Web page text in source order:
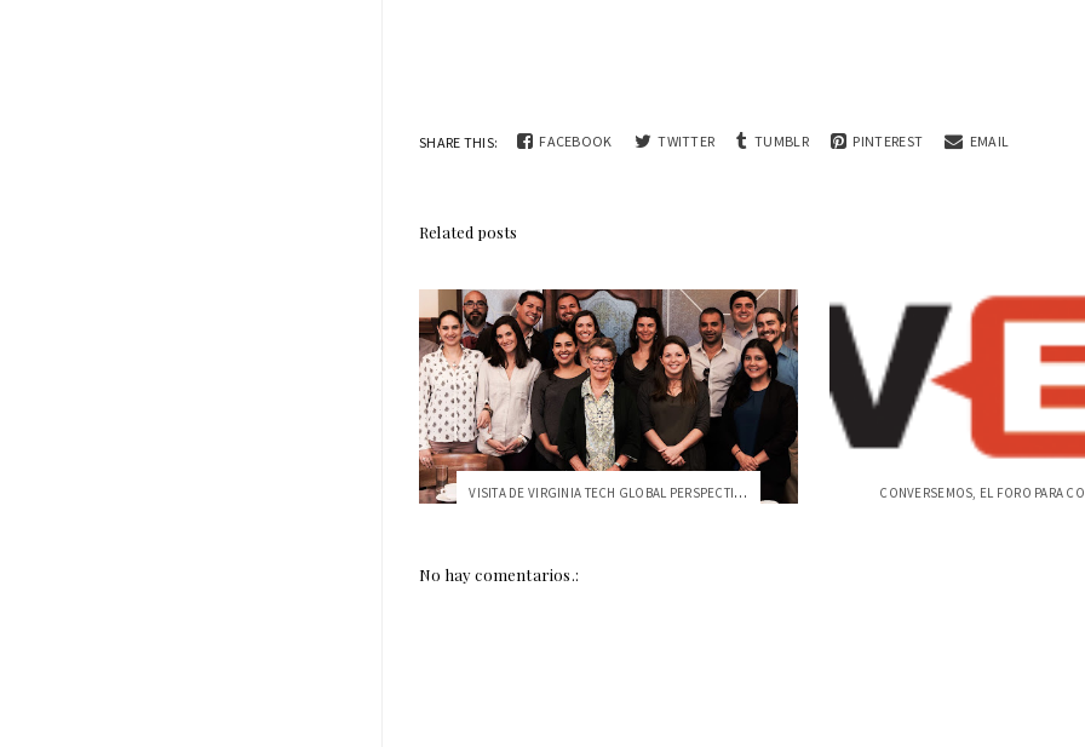
SHARE THIS: FACEBOOK TWITTER TUMBLR PINTEREST EMAIL
Related posts
VISITA DE VIRGINIA TECH GLOBAL PERSPECTIVES
No hay comentarios.: